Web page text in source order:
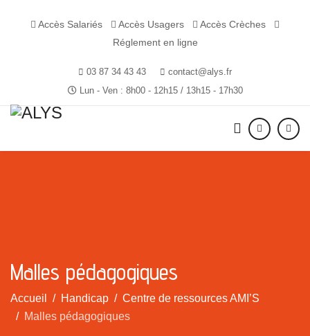
Accès Salariés Accès Usagers
Accès Crèches
Réglement en ligne
03 87 34 43 43
contact@alys.fr
Lun - Ven : 8h00 - 12h15 / 13h15 - 17h30
Malles pédagogiques
Accueil Handicap
Centre de ressources AMI’S
Malles pédagogiques